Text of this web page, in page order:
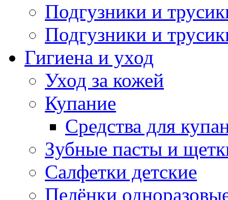
Подгузники и
Подгузники и
Гигиена и уход
Уход за кожей
Купание
Средства для
Зубные пасты и
Салфетки детские
Пелёнки